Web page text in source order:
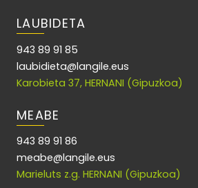
LAUBIDETA
943 89 91 85
laubidieta@langile.eus
Karobieta 37, HERNANI (Gipuzkoa)
MEABE
943 89 91 86
meabe@langile.eus
Marieluts z.g. HERNANI (Gipuzkoa)